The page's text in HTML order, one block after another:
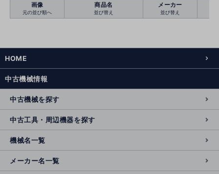
絞り込む クリア
画像
元の並び順へ
商品名
並び替え
メーカー
並び替え
HOME
中古機械情報
中古機械を探す
中古工具・周辺機器を探す
機械名一覧
メーカー名一覧